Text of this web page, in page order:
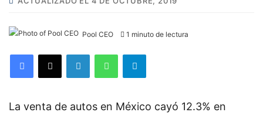
Pool CEO 1 minuto de lectura
La venta de autos en México cayó 12.3% en